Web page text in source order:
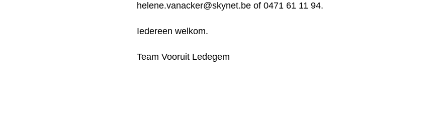
helene.vanacker@skynet.be of 0471 61 11 94.
Iedereen welkom.
Team Vooruit Ledegem